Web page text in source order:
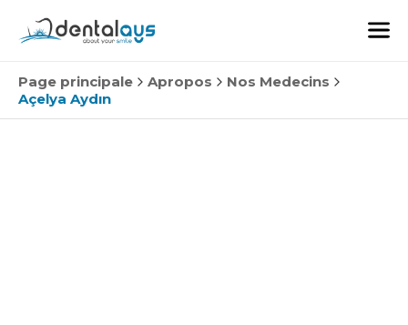
Page principale Apropos
Nos Medecins
Açelya Aydın